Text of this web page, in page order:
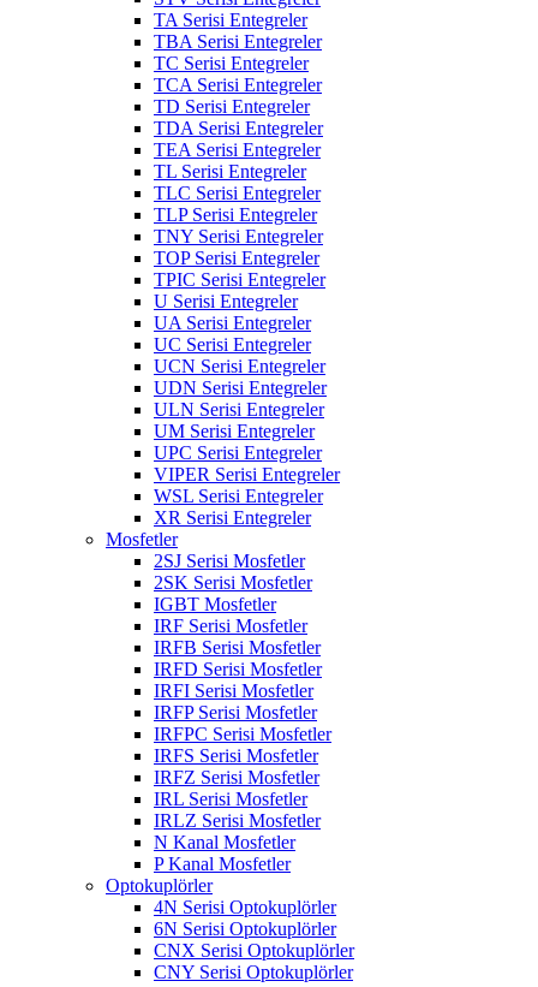
TA Serisi Entegreler
TBA Serisi Entegreler
TC Serisi Entegreler
TCA Serisi Entegreler
TD Serisi Entegreler
TDA Serisi Entegreler
TEA Serisi Entegreler
TL Serisi Entegreler
TLC Serisi Entegreler
TLP Serisi Entegreler
TNY Serisi Entegreler
TOP Serisi Entegreler
TPIC Serisi Entegreler
U Serisi Entegreler
UA Serisi Entegreler
UC Serisi Entegreler
UCN Serisi Entegreler
UDN Serisi Entegreler
ULN Serisi Entegreler
UM Serisi Entegreler
UPC Serisi Entegreler
VIPER Serisi Entegreler
WSL Serisi Entegreler
XR Serisi Entegreler
Mosfetler
2SJ Serisi Mosfetler
2SK Serisi Mosfetler
IGBT Mosfetler
IRF Serisi Mosfetler
IRFB Serisi Mosfetler
IRFD Serisi Mosfetler
IRFI Serisi Mosfetler
IRFP Serisi Mosfetler
IRFPC Serisi Mosfetler
IRFS Serisi Mosfetler
IRFZ Serisi Mosfetler
IRL Serisi Mosfetler
IRLZ Serisi Mosfetler
N Kanal Mosfetler
P Kanal Mosfetler
Optokuplörler
4N Serisi Optokuplörler
6N Serisi Optokuplörler
CNX Serisi Optokuplörler
CNY Serisi Optokuplörler